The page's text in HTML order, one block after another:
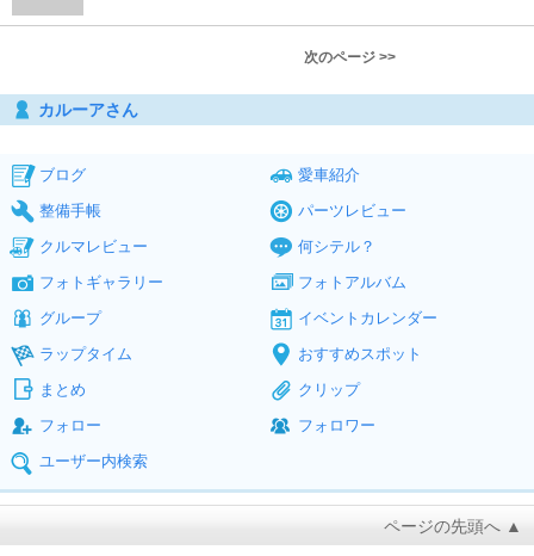
次のページ >>
カルーアさん
ブログ
愛車紹介
整備手帳
パーツレビュー
クルマレビュー
何シテル？
フォトギャラリー
フォトアルバム
グループ
イベントカレンダー
ラップタイム
おすすめスポット
まとめ
クリップ
フォロー
フォロワー
ユーザー内検索
ページの先頭へ ▲